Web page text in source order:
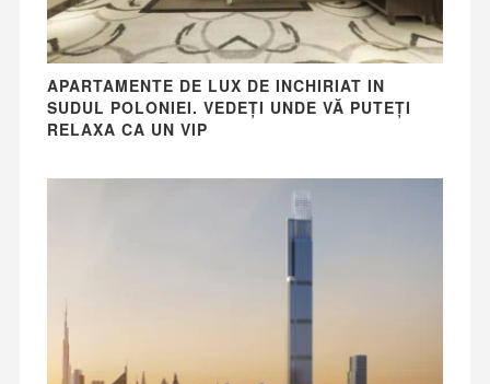
APARTAMENTE DE LUX DE INCHIRIAT IN
SUDUL POLONIEI. VEDEȚI UNDE VĂ PUTEȚI
RELAXA CA UN VIP